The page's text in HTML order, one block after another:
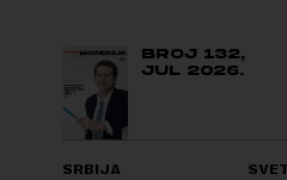
BROJ 132,
JUL 2026.
SRBIJA SVET